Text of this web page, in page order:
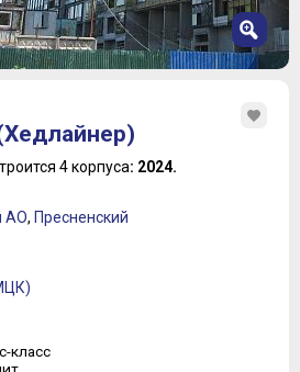
4 корпуса: 2024.
АО, Пресненский
класс